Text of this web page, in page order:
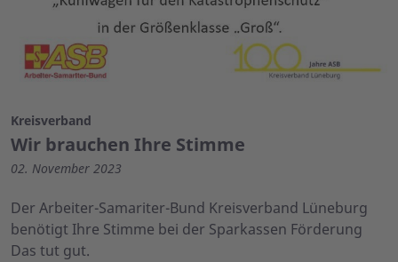
Kreisverband
Wir brauchen Ihre Stimme
02. November 2023
Der Arbeiter-Samariter-Bund Kreisverband Lüneburg
benötigt Ihre Stimme bei der Sparkassen Förderung
Das tut gut.